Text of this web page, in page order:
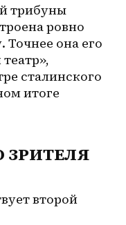
трибуны
ровно
Точнее она его
сталинского
итоге
ЗРИТЕЛЯ
второй